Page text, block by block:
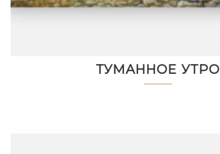
ТУМАННОЕ УТРО